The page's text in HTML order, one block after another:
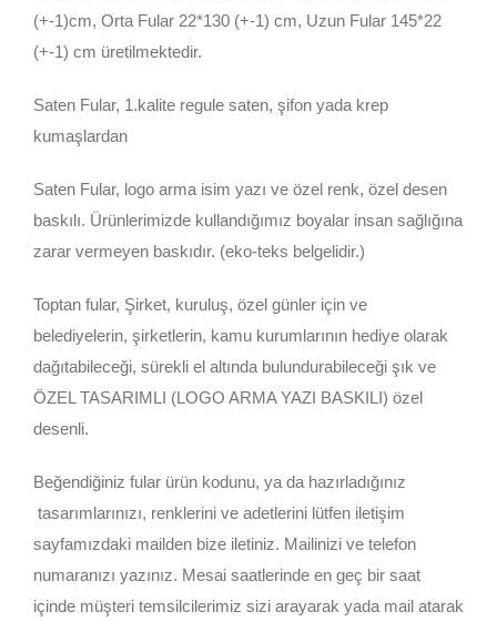
(+-1)cm, Orta Fular 22*130 (+-1) cm, Uzun Fular 145*22
(+-1) cm üretilmektedir.
Saten Fular, 1.kalite regule saten, şifon yada krep
kumaşlardan
Saten Fular, logo arma isim yazı ve özel renk, özel desen
baskılı. Ürünlerimizde kullandığımız boyalar insan sağlığına
zarar vermeyen baskıdır. (eko-teks belgelidir.)
Toptan fular, Şirket, kuruluş, özel günler için ve
belediyelerin, şirketlerin, kamu kurumlarının hediye olarak
dağıtabileceği, sürekli el altında bulundurabileceği şık ve
ÖZEL TASARIMLI (LOGO ARMA YAZI BASKILI) özel
desenli.
Beğendiğiniz fular ürün kodunu, ya da hazırladığınız
tasarımlarınızı, renklerini ve adetlerini lütfen iletişim
sayfamızdaki mailden bize iletiniz. Mailinizi ve telefon
numaranızı yazınız. Mesai saatlerinde en geç bir saat
içinde müşteri temsilcilerimiz sizi arayarak yada mail atarak